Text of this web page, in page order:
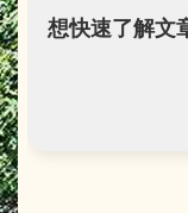
想快速了解文